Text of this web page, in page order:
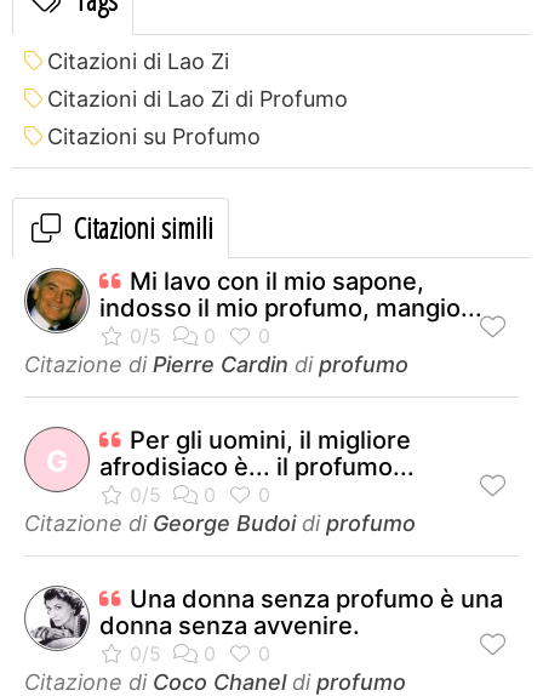
Citazioni di Lao Zi
Citazioni di Lao Zi di Profumo
Citazioni su Profumo
Citazioni simili
Mi lavo con il mio sapone,
indosso il mio profumo, mangio...
Citazione diPierre Cardin diprofumo
G
Per gli uomini, il migliore
afrodisiaco è... il profumo...
Citazione di George Budoidiprofumo
Una donna senza profumo è una
donna senza avvenire.
Citazione di Coco Chaneldiprofumo